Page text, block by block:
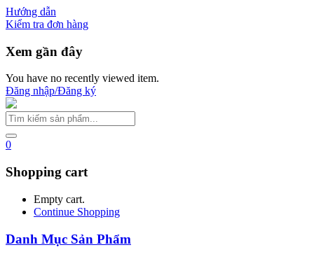
Hướng dẫn
Kiểm tra đơn hàng
Xem gần đây
You have no recently viewed item.
Đăng nhập/Đăng ký
0
Shopping cart
Empty cart.
Continue Shopping
Danh Mục Sản Phẩm